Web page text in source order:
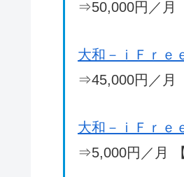
⇒50,000円／月
大和－ｉＦｒｅ
⇒45,000円／月
大和－ｉＦｒｅ
⇒5,000円／月